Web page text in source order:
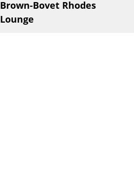
Brown-Bovet Rhodes
Lounge